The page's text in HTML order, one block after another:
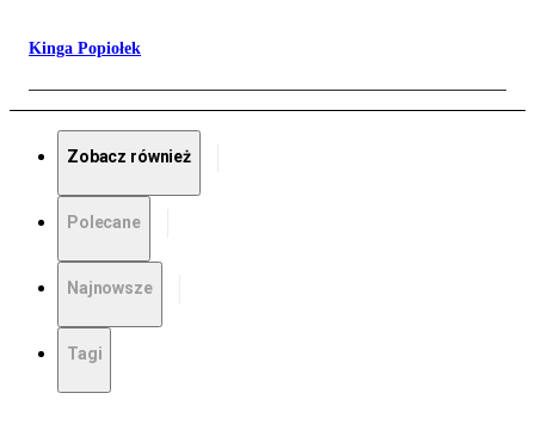
Kinga Popiołek
Zobacz również
Polecane
Najnowsze
Tagi